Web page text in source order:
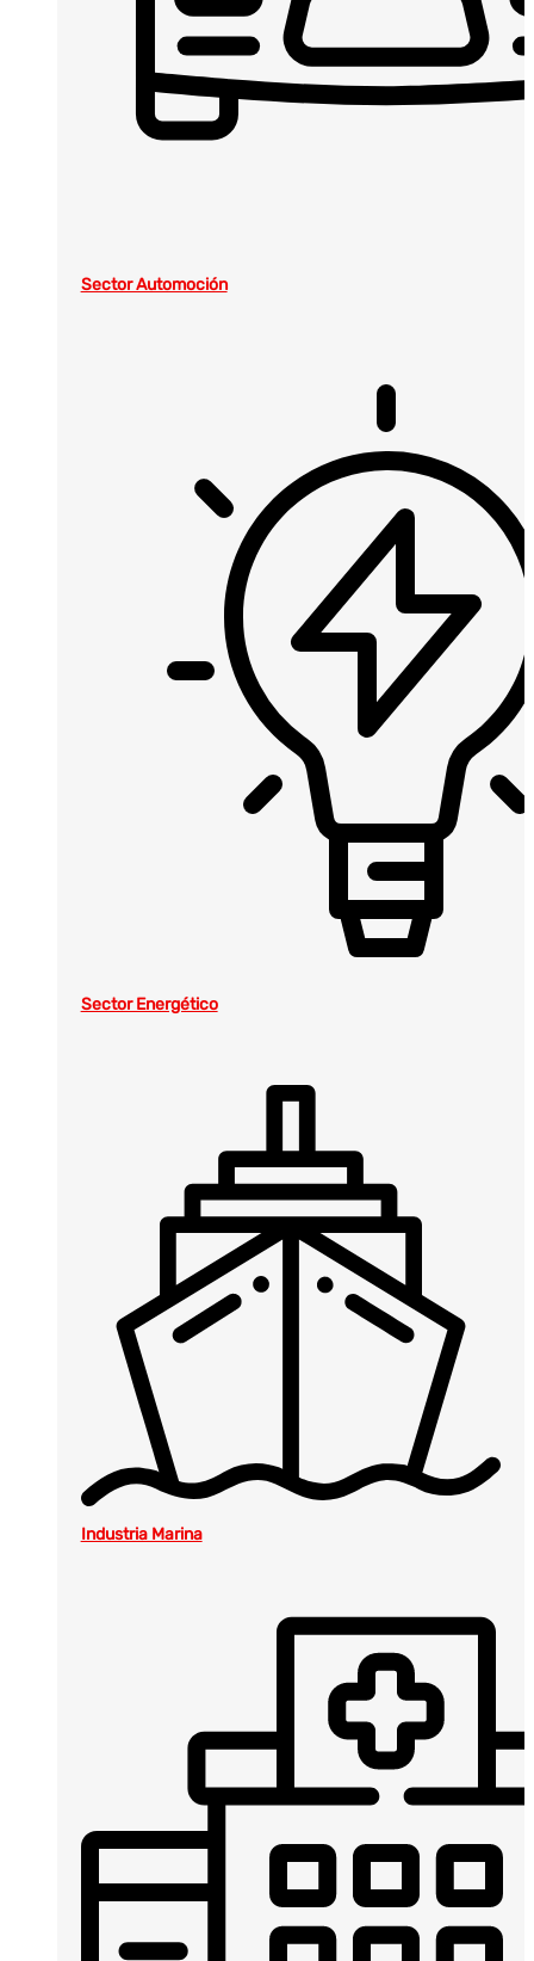
Sector Automoción
Sector Energético
Industria Marina